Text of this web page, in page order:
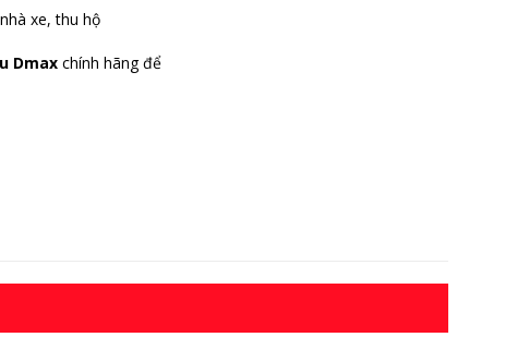
xe, thu hộ
Dmax chính hãng để